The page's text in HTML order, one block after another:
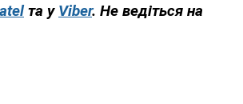
та у Viber. Не ведіться на